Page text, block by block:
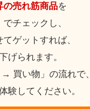
の売れ筋商品を
チェックし、
てゲットすれば、
げられます。
買い物」の流れで、
験してください。